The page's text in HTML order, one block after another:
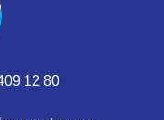
12 80